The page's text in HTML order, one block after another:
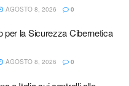
AGOSTO 8, 2026 0
per la Sicurezza Cibernetica
AGOSTO 8, 2026 0